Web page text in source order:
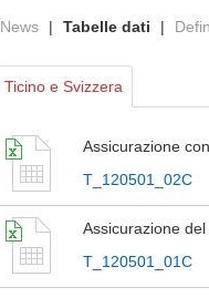
News | Tabelle dati |
Ticino e Svizzera
Assicurazione
T_120501_02C
Assicurazione
T_120501_01C